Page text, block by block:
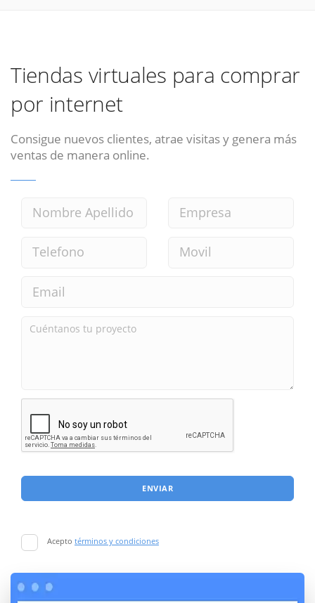
Tiendas virtuales para comprar
por internet
Consigue nuevos clientes, atrae visitas y genera más
ventas de manera online.
ENVIAR
Acepto términos y condiciones